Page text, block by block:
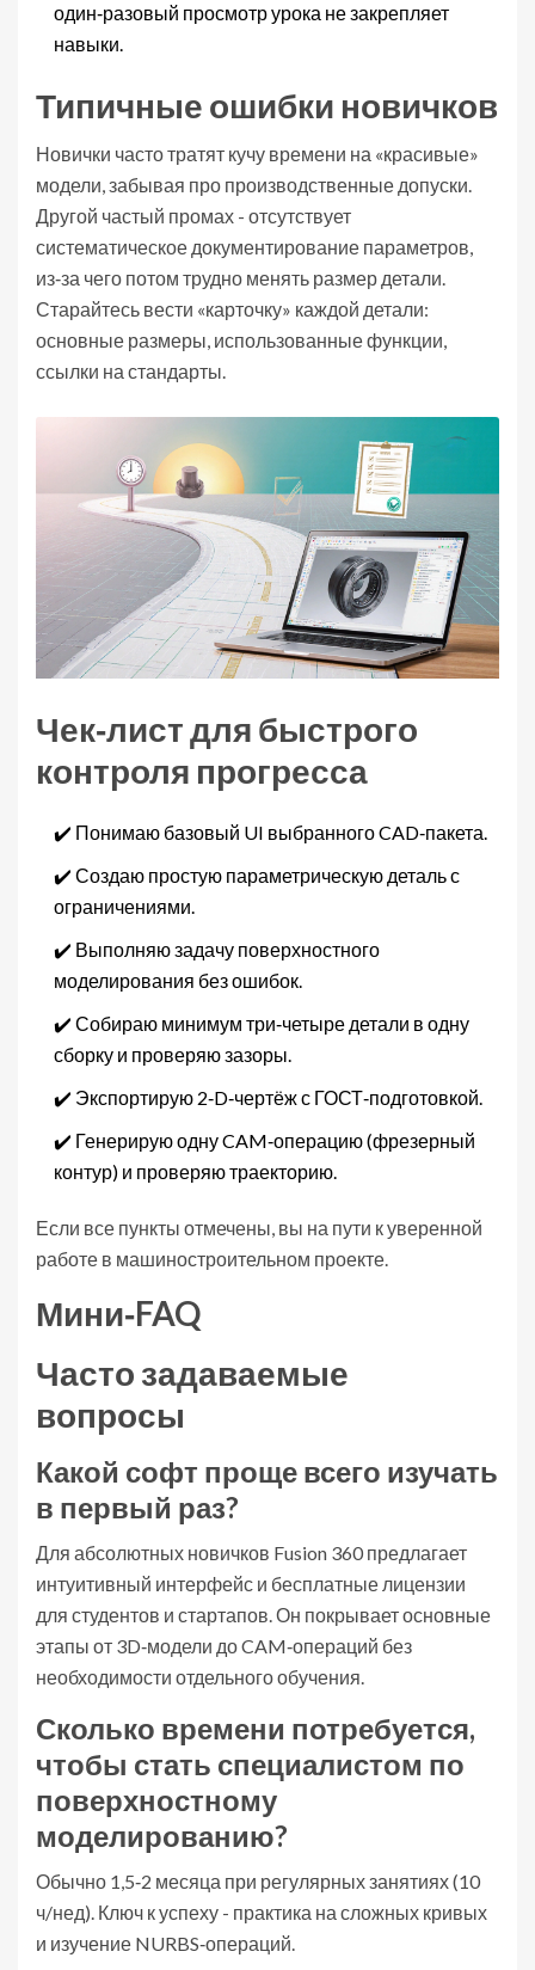
один‑разовый просмотр урока не закрепляет
навыки.
Типичные ошибки новичков
Новички часто тратят кучу времени на «красивые»
модели, забывая про производственные допуски.
Другой частый промах - отсутствует
систематическое документирование параметров,
из‑за чего потом трудно менять размер детали.
Старайтесь вести «карточку» каждой детали:
основные размеры, использованные функции,
ссылки на стандарты.
Чек‑лист для быстрого
контроля прогресса
✔️ Понимаю базовый UI выбранного CAD‑пакета.
✔️ Создаю простую параметрическую деталь с
ограничениями.
✔️ Выполняю задачу поверхностного
моделирования без ошибок.
✔️ Собираю минимум три‑четыре детали в одну
сборку и проверяю зазоры.
✔️ Экспортирую 2‑D‑чертёж с ГОСТ‑подготовкой.
✔️ Генерирую одну CAM‑операцию (фрезерный
контур) и проверяю траекторию.
Если все пункты отмечены, вы на пути к уверенной
работе в машиностроительном проекте.
Мини‑FAQ
Часто задаваемые
вопросы
Какой софт проще всего изучать
в первый раз?
Для абсолютных новичков Fusion 360 предлагает
интуитивный интерфейс и бесплатные лицензии
для студентов и стартапов. Он покрывает основные
этапы от 3D‑модели до CAM‑операций без
необходимости отдельного обучения.
Сколько времени потребуется,
чтобы стать специалистом по
поверхностному
моделированию?
Обычно 1,5‑2 месяца при регулярных занятиях (10
ч/нед). Ключ к успеху - практика на сложных кривых
и изучение NURBS‑операций.